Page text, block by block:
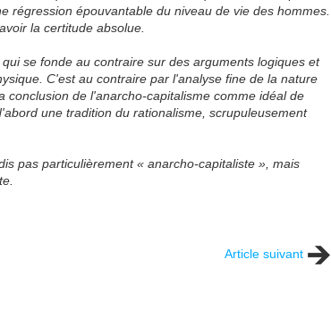
régression épouvantable du niveau de vie des hommes.
la certitude absolue.
fonde au contraire sur des arguments logiques et
C'est au contraire par l'analyse fine de la nature
de l'anarcho-capitalisme comme idéal de
une tradition du rationalisme, scrupuleusement
pas particulièrement« anarcho-capitaliste » , mais
Article suivant